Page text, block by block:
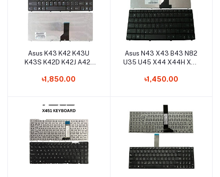
Add to cart
Asus K43 K42 K43U
K43S K42D K42J A42J
K43E K43TA K43TK
৳1,850.00
Add to cart
Asus N43 X43 B43 N82
U35 U45 X44 X44H X42
৳1,450.00